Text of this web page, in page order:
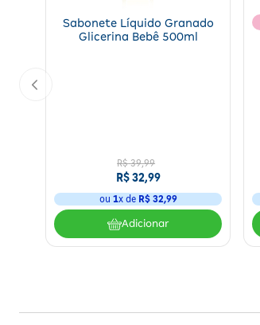
Sabonete Líquido Granado
Glicerina Bebê 500ml
R$ 39,99
R$ 32,99
ou 1x de R$ 32,99
Adicionar